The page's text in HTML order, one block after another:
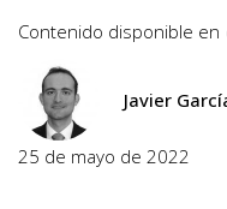
Contenido disponible en
Javier
25 de mayo de 2022